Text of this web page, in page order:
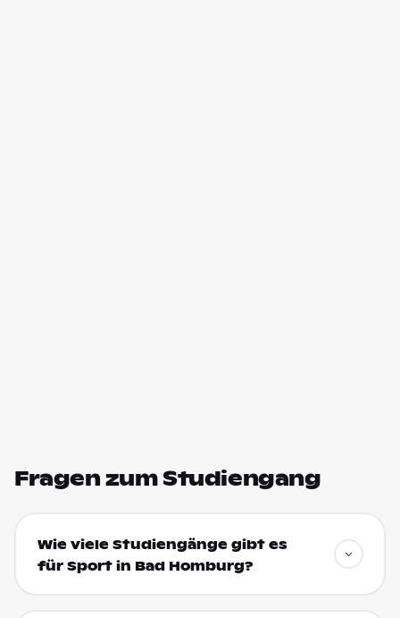
Fragen zum Studiengang
Wie viele Studiengänge gibt es
für Sport in Bad Homburg?